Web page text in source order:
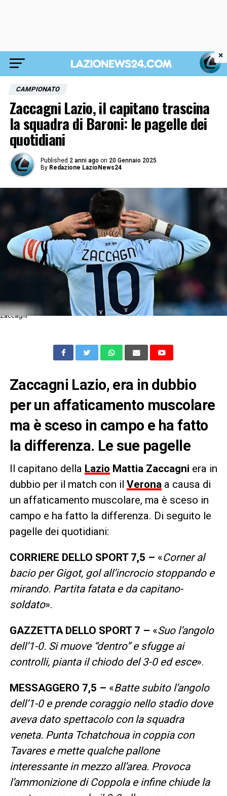
CAMPIONATO
Zaccagni Lazio, il capitano trascina
la squadra di Baroni: le pagelle dei
quotidiani
Published 2 anni ago on 20 Gennaio 2025
By Redazione LazioNews24
Zaccagni
Zaccagni Lazio, era in dubbio
per un affaticamento muscolare
ma è sceso in campo e ha fatto
la differenza. Le sue pagelle
Il capitano della Lazio Mattia Zaccagni era in
dubbio per il match con il Veronaa causa di
un affaticamento muscolare, ma è sceso in
campo e ha fatto la differenza. Di seguito le
pagelle dei quotidiani:
CORRIERE DELLO SPORT 7,5 – «Corner al
bacio per Gigot, gol all’incrocio stoppando e
mirando. Partita fatata e da capitano-
soldato».
GAZZETTA DELLO SPORT 7 – «Suo l’angolo
dell’1-0. Si muove “dentro” e sfugge ai
controlli, pianta il chiodo del 3-0 ed esce».
MESSAGGERO 7,5 – «Batte subito l’angolo
dell’1-0 e prende coraggio nello stadio dove
aveva dato spettacolo con la squadra
veneta. Punta Tchatchoua in coppia con
Tavares e mette qualche pallone
interessante in mezzo all’area. Provoca
l’ammonizione di Coppola e infine chiude la
×